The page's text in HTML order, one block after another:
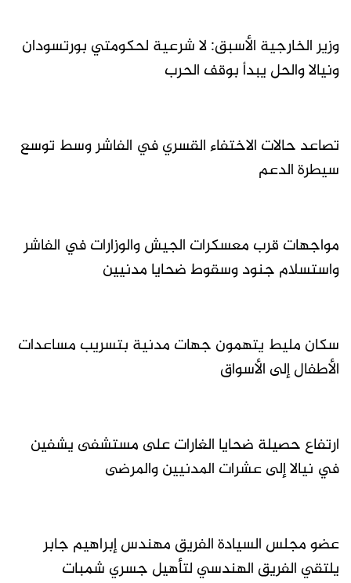
وزير الخارجية الأسبق: لا شرعية لحكومتي بورتسودان
ونيالا والحل يبدأ بوقف الحرب
تصاعد حالات الاختفاء القسري في الفاشر وسط توسع
سيطرة الدعم
مواجهات قرب معسكرات الجيش والوزارات في الفاشر
واستسلام جنود وسقوط ضحايا مدنيين
سكان مليط يتهمون جهات مدنية بتسريب مساعدات
الأطفال إلى الأسواق
ارتفاع حصيلة ضحايا الغارات على مستشفى يشفين
في نيالا إلى عشرات المدنيين والمرضى
عضو مجلس السيادة الفريق مهندس إبراهيم جابر
يلتقي الفريق الهندسي لتأهيل جسري شمبات